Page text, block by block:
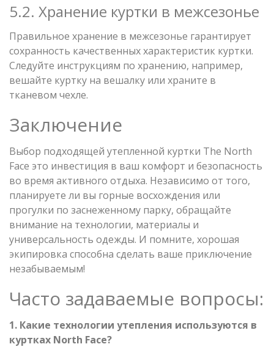
5.2. Хранение куртки в межсезонье
Правильное хранение в межсезонье гарантирует
сохранность качественных характеристик куртки.
Следуйте инструкциям по хранению, например,
вешайте куртку на вешалку или храните в
тканевом чехле.
Заключение
Выбор подходящей утепленной куртки The North
Face это инвестиция в ваш комфорт и безопасность
во время активного отдыха. Независимо от того,
планируете ли вы горные восхождения или
прогулки по заснеженному парку, обращайте
внимание на технологии, материалы и
универсальность одежды. И помните, хорошая
экипировка способна сделать ваше приключение
незабываемым!
Часто задаваемые вопросы:
1. Какие технологии утепления используются в
куртках North Face?